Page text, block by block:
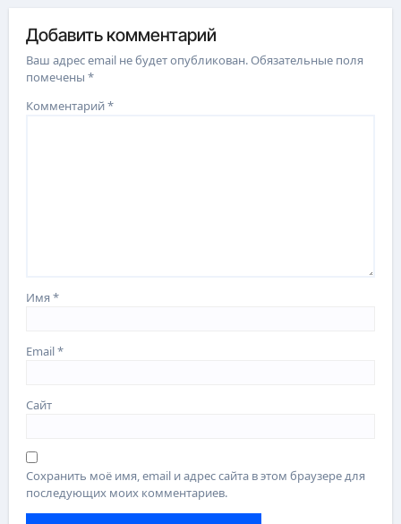
Добавить комментарий
Ваш адрес email не будет опубликован.Обязательные поля
помечены*
Комментарий*
Имя*
Email*
Сайт
Сохранить моё имя, email и адрес сайта в этом браузере для
последующих моих комментариев.